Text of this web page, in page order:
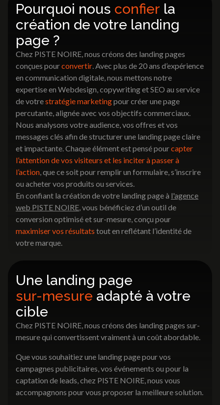
Pourquoi nous confier la
création de votre landing
page ?
Chez PISTE NOIRE, nous créons des landing pages
conçues pourconvertir. Avec plus de 20 ans d’expérience
en communication digitale, nous mettons notre
expertise en Webdesign, copywriting et SEO au service
de votrestratégie marketingpour créer une page
percutante, alignée avec vos objectifs commerciaux.
Nous analysons votre audience, vos offres et vos
messages clés afin de structurer une landing page claire
et impactante. Chaque élément est pensé pourcapter
l’attention de vos visiteurs et les inciter à passer à
l’action, que ce soit pour remplir un formulaire, s’inscrire
ou acheter vos produits ou services.
En confiant la création de votre landing page à l'agence
web PISTE NOIRE, vous bénéficiez d’un outil de
conversion optimisé et sur-mesure, conçu pour
maximiser vos résultats tout en reflétant l’identité de
votre marque.
Une landing page
sur-mesure adapté à votre
cible
Chez PISTE NOIRE, nous créons des landing pages sur-
mesure qui convertissent vraiment à un coût abordable.
Que vous souhaitiez une landing page pour vos
campagnes publicitaires, vos événements ou pour la
captation de leads, chez PISTE NOIRE, nous vous
accompagnons pour vous proposer la meilleure solution.